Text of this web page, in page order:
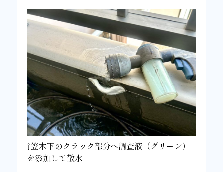
⇧笠木下のクラック部分へ調査液（グリーン）
を添加して散水